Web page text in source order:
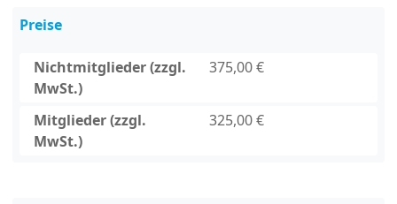
Preise
Nichtmitglieder (zzgl.
MwSt.)
375,00 €
Mitglieder (zzgl.
MwSt.)
325,00 €